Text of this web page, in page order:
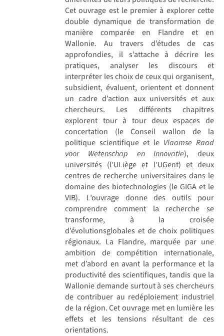
Cet ouvrage est le premier à explorer cette
double dynamique de transformation de
manière comparée en Flandre et en
Wallonie. Au travers d’études de cas
approfondies, il s’attache à décrire les
pratiques, analyser les discours et
interpréter les choix de ceux qui organisent,
subsidient, évaluent, orientent et donnent
un cadre d’action aux universités et aux
chercheurs. Les différents chapitres
explorent tour à tour deux espaces de
concertation (le Conseil wallon de la
politique scientifique et le Vlaamse Raad
voor Wetenschap en Innovatie), deux
universités (l’ULiège et l’UGent) et deux
centres de recherche universitaires dans le
domaine des biotechnologies (le GIGA et le
VIB). L’ouvrage donne des outils pour
comprendre comment la recherche se
transforme, à la croisée
d’évolutionsglobales et de choix politiques
régionaux. La Flandre, marquée par une
ambition de compétition internationale,
met d’abord en avant la performance et la
productivité des scientifiques, tandis que la
Wallonie demande surtout à ses chercheurs
de contribuer au redéploiement industriel
de la région. Cet ouvrage met en lumière les
effets et les tensions résultant de ces
orientations.